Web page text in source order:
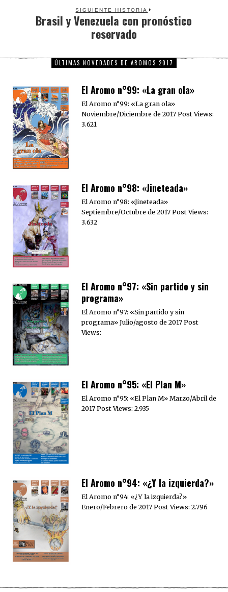
SIGUIENTE HISTORIA
Next
post:
Brasil y Venezuela con pronóstico
reservado
ÚLTIMAS NOVEDADES DE AROMOS 2017
El Aromo n°99: «La gran ola»
El Aromo n°99: «La gran ola»
Noviembre/Diciembre de 2017 Post Views:
3.621
El Aromo n°98: «Jineteada»
El Aromo n°98: «Jineteada»
Septiembre/Octubre de 2017 Post Views:
3.632
El Aromo n°97: «Sin partido y sin
programa»
El Aromo n°97: «Sin partido y sin
programa» Julio/agosto de 2017 Post
Views:
El Aromo n°95: «El Plan M»
El Aromo n°95: «El Plan M» Marzo/Abril de
2017 Post Views: 2.935
El Aromo n°94: «¿Y la izquierda?»
El Aromo n°94: «¿Y la izquierda?»
Enero/Febrero de 2017 Post Views: 2.796